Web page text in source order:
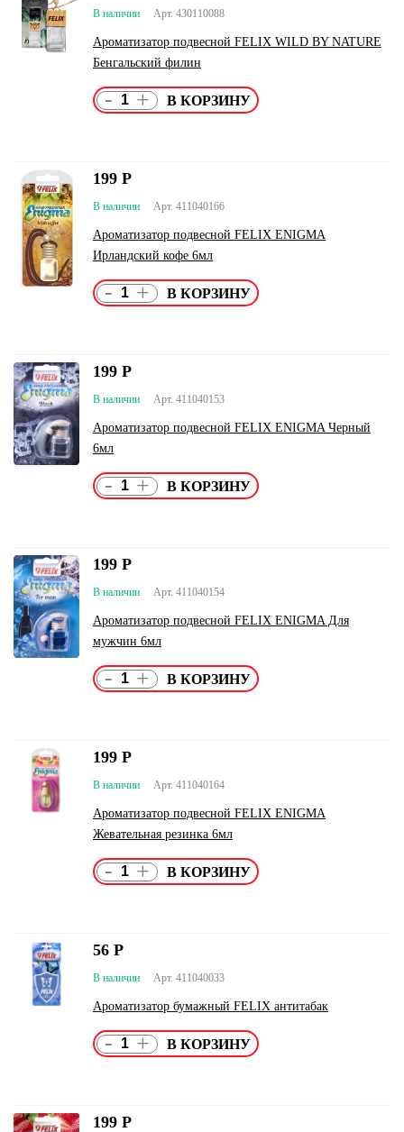
Арт. 430110088
В наличии
Ароматизатор подвесной FELIX WILD BY NATURE
Бенгальский филин
- +
Арт. 411040166
В наличии
Ароматизатор подвесной FELIX ENIGMA
Ирландский кофе 6мл
199 Р
- +
Арт. 411040153
В наличии
Ароматизатор подвесной FELIX ENIGMA Черный
6мл
199 Р
- +
Арт. 411040154
В наличии
Ароматизатор подвесной FELIX ENIGMA Для
мужчин 6мл
199 Р
- +
Арт. 411040164
В наличии
Ароматизатор подвесной FELIX ENIGMA
Жевательная резинка 6мл
199 Р
- +
Арт. 411040033
В наличии
Ароматизатор бумажный FELIX антитабак
56 Р
- +
199 Р